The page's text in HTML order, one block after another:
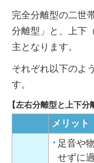
完全分離型の二世
分離型」と、上下
主となります。
それぞれ以下のよ
す。
【左右分離型と上下分
メリット
足音や
せずに